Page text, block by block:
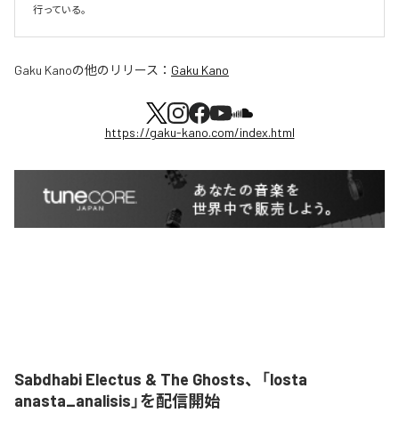
行っている。
Gaku Kanoの他のリリース： Gaku Kano
https://gaku-kano.com/index.html
Sabdhabi Electus & The Ghosts、「losta
anasta_analisis」を配信開始